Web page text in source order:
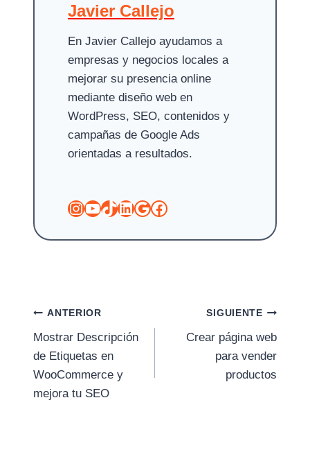
Javier Callejo
En Javier Callejo ayudamos a
empresas y negocios locales a
mejorar su presencia online
mediante diseño web en
WordPress, SEO, contenidos y
campañas de Google Ads
orientadas a resultados.
InstagramYouTube TikTok LinkedIn Google Facebook
Navegación
de
entradas
ANTERIOR
Mostrar Descripción
de Etiquetas en
WooCommerce y
mejora tu SEO
SIGUIENTE
Crear página web
para vender
productos